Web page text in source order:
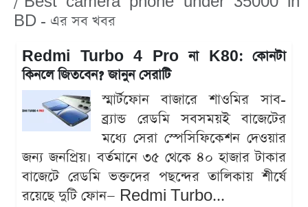
BD - এর সব খবর
Redmi Turbo 4 Pro না K80: কোনটা
কিনলে জিতবেন? জানুন সেরাটি
স্মার্টফোন বাজারে শাওমির সাব-
ব্র্যান্ড রেডমি সবসময়ই বাজেটের
মধ্যে সেরা স্পেসিফিকেশন দেওয়ার
জন্য জনপ্রিয়। বর্তমানে ৩৫ থেকে ৪০ হাজার টাকার
বাজেটে রেডমি ভক্তদের পছন্দের তালিকায় শীর্ষে
রয়েছে দুটি ফোন— Redmi Turbo...